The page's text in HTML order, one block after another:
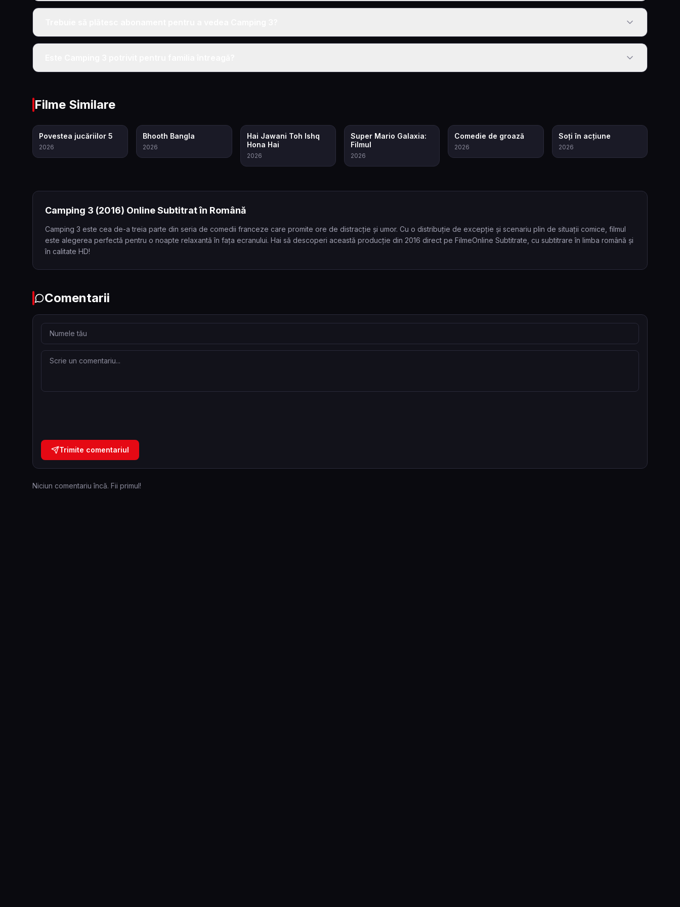
Filme Similare
7.4
Povestea jucăriilor 5
2026
Bhooth Bangla
2026
5.7
Hai Jawani Toh Ishq
Hona Hai
2026
8.2
Super Mario Galaxia:
Filmul
2026
Comedie de groază
2026
Soți în acțiune
2026
Camping 3 (2016) Online Subtitrat în Română
Camping 3 este cea de-a treia parte din seria de comedii franceze care promite ore de distracție și umor. Cu o distribuție de excepție și scenariu plin de situații comice, filmul
este alegerea perfectă pentru o noapte relaxantă în fața ecranului. Hai să descoperi această producție din 2016 direct pe FilmeOnline Subtitrate, cu subtitrare în limba română și
în calitate HD!
Comentarii
Trimite comentariul
Niciun comentariu încă. Fii primul!